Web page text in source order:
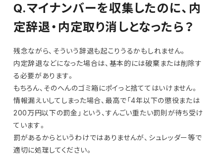
Q.マイナンバーを収集したのに、内
定辞退・内定取り消しとなったら？
残念ながら、そういう辞退も起こりうるかもしれません。
内定辞退などになった場合は、基本的には破棄または削除す
る必要があります。
もちろん、そのへんのゴミ箱にポイっと捨ててはいけません。
情報漏えいしてしまった場合、最高で「4年以下の懲役または
200万円以下の罰金」という、すんごい重たい罰則が待ち受け
ています。
罰があるからというわけではありませんが、シュレッダー等で
適切に処理してください。